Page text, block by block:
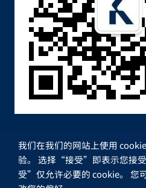
我们在我们的网站上使用
验。 选择“接受”即表示您接
受”仅允许必要的 cookie。 您